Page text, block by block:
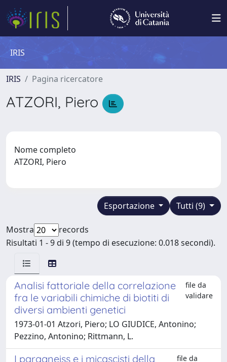
IRIS
IRIS Pagina ricercatore
ATZORI, Piero
Nome completo
ATZORI, Piero
Tutti (9)
Esportazione
Mostra
records
Risultati 1 - 9 di 9 (tempo di esecuzione: 0.018 secondi).
Analisi fattoriale della correlazione
fra le variabili chimiche di biotiti di
diversi ambienti genetici
file da
validare
1973-01-01 Atzori, Piero; LO GIUDICE, Antonino;
Pezzino, Antonino; Rittmann, L.
I paragneiss e i micascisti della
file da